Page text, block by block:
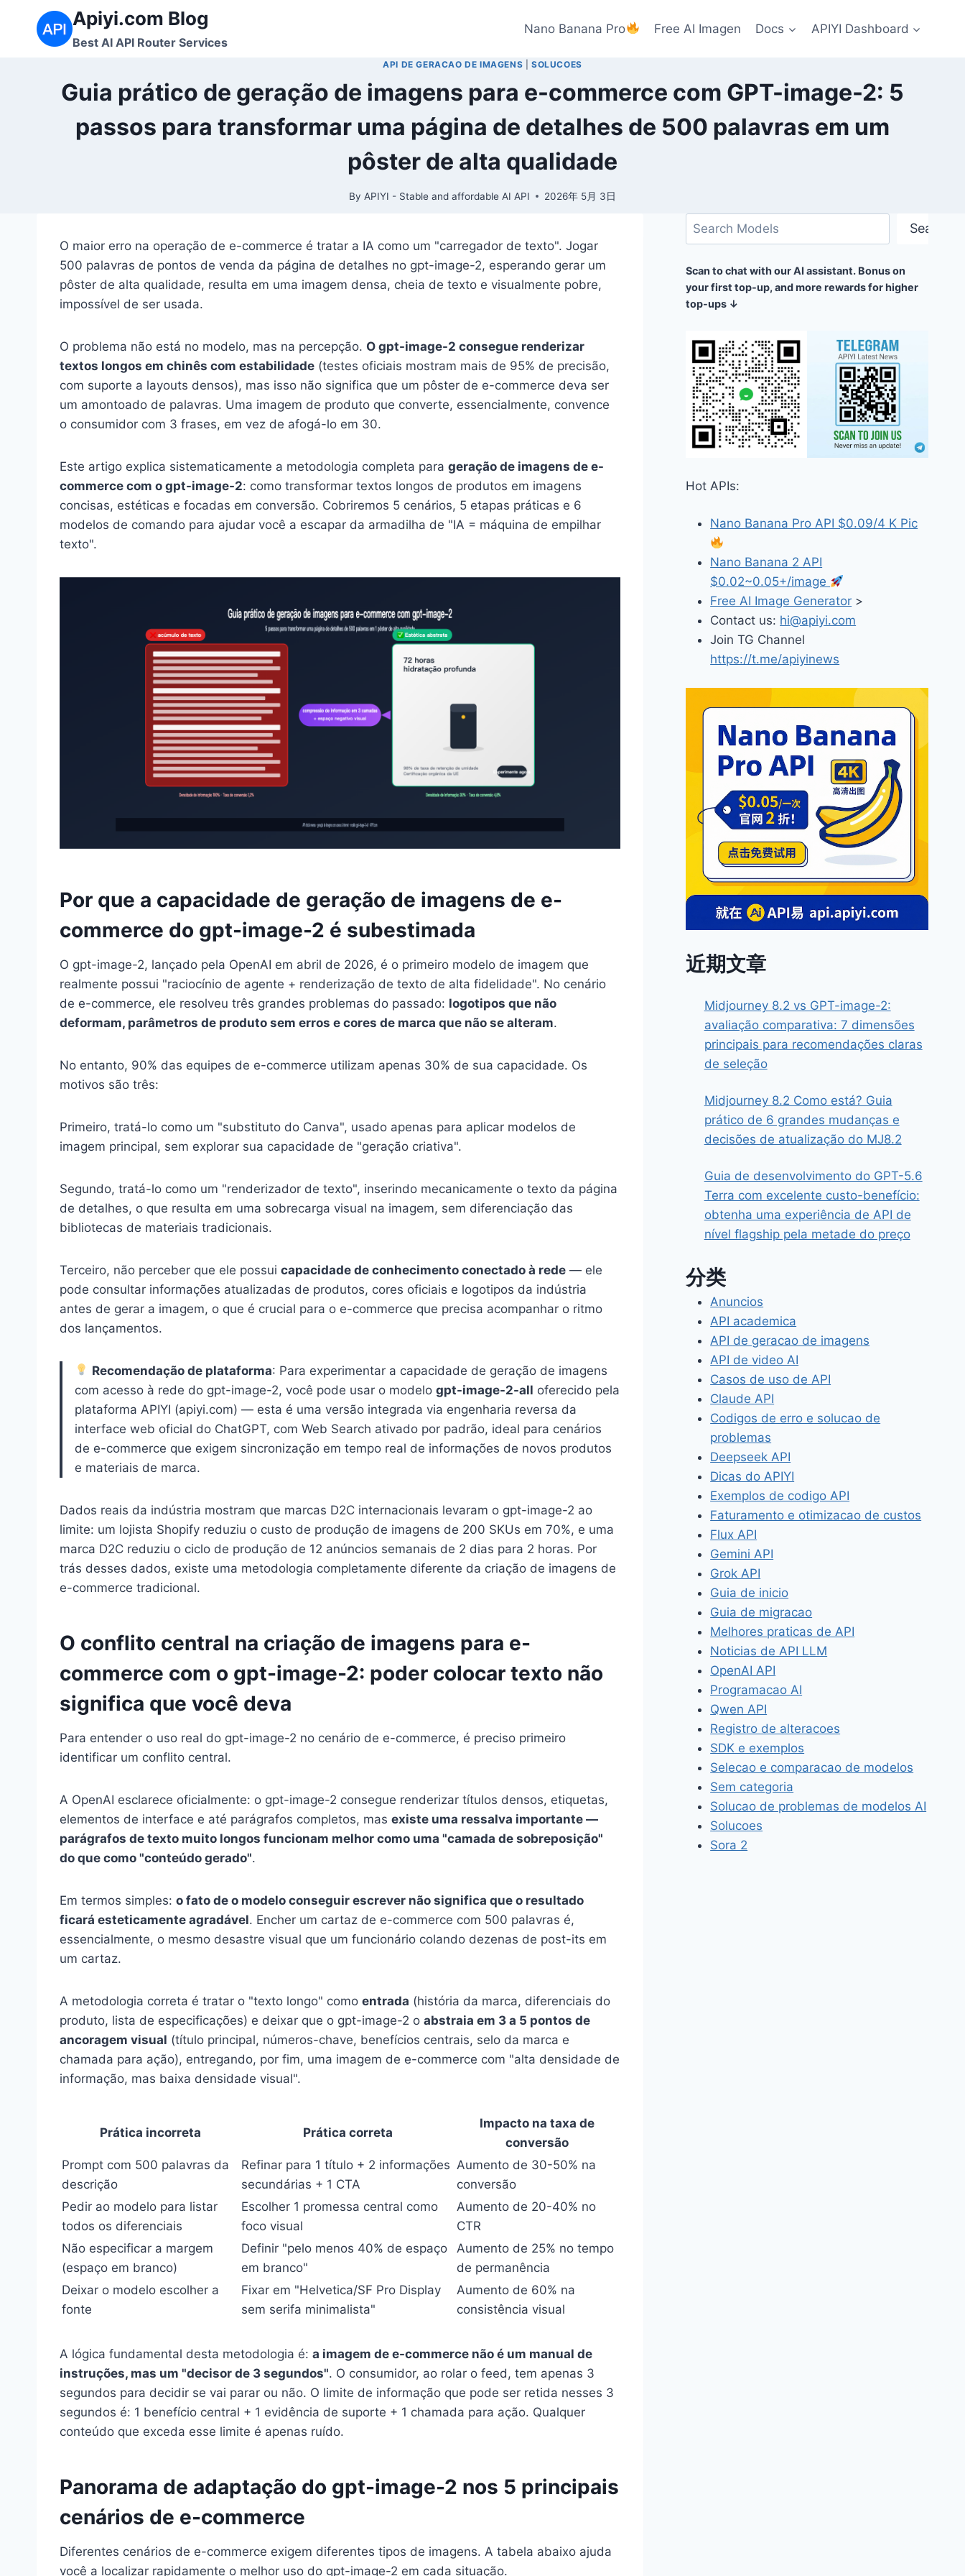
Apiyi.com Blog
Best AI API Router Services
Nano Banana Pro Free AI Imagen Docs APIYI Dashboard
API DE GERACAO DE IMAGENS SOLUCOES
Guia prático de geração de imagens para e-commerce com GPT-image-2: 5
passos para transformar uma página de detalhes de 500 palavras em um
pôster de alta qualidade
By APIYI - Stable and affordable AI API 2026年 5月 3日
O maior erro na operação de e-commerce é tratar a IA como um "carregador de texto". Jogar
500 palavras de pontos de venda da página de detalhes no gpt-image-2, esperando gerar um
pôster de alta qualidade, resulta em uma imagem densa, cheia de texto e visualmente pobre,
impossível de ser usada.
O problema não está no modelo, mas na percepção. O gpt-image-2 consegue renderizar
textos longos em chinês com estabilidade (testes oficiais mostram mais de 95% de precisão,
com suporte a layouts densos), mas isso não significa que um pôster de e-commerce deva ser
um amontoado de palavras. Uma imagem de produto que converte, essencialmente, convence
o consumidor com 3 frases, em vez de afogá-lo em 30.
Este artigo explica sistematicamente a metodologia completa para geração de imagens de e-
commerce com o gpt-image-2: como transformar textos longos de produtos em imagens
concisas, estéticas e focadas em conversão. Cobriremos 5 cenários, 5 etapas práticas e 6
modelos de comando para ajudar você a escapar da armadilha de "IA = máquina de empilhar
texto".
Por que a capacidade de geração de imagens de e-
commerce do gpt-image-2 é subestimada
O gpt-image-2, lançado pela OpenAI em abril de 2026, é o primeiro modelo de imagem que
realmente possui "raciocínio de agente + renderização de texto de alta fidelidade". No cenário
de e-commerce, ele resolveu três grandes problemas do passado: logotipos que não
deformam, parâmetros de produto sem erros e cores de marca que não se alteram.
No entanto, 90% das equipes de e-commerce utilizam apenas 30% de sua capacidade. Os
motivos são três:
Primeiro, tratá-lo como um "substituto do Canva", usado apenas para aplicar modelos de
imagem principal, sem explorar sua capacidade de "geração criativa".
Segundo, tratá-lo como um "renderizador de texto", inserindo mecanicamente o texto da página
de detalhes, o que resulta em uma sobrecarga visual na imagem, sem diferenciação das
bibliotecas de materiais tradicionais.
Terceiro, não perceber que ele possui capacidade de conhecimento conectado à rede — ele
pode consultar informações atualizadas de produtos, cores oficiais e logotipos da indústria
antes de gerar a imagem, o que é crucial para o e-commerce que precisa acompanhar o ritmo
dos lançamentos.
Recomendação de plataforma: Para experimentar a capacidade de geração de imagens
com acesso à rede do gpt-image-2, você pode usar o modelo gpt-image-2-all oferecido pela
plataforma APIYI (apiyi.com) — esta é uma versão integrada via engenharia reversa da
interface web oficial do ChatGPT, com Web Search ativado por padrão, ideal para cenários
de e-commerce que exigem sincronização em tempo real de informações de novos produtos
e materiais de marca.
Dados reais da indústria mostram que marcas D2C internacionais levaram o gpt-image-2 ao
limite: um lojista Shopify reduziu o custo de produção de imagens de 200 SKUs em 70%, e uma
marca D2C reduziu o ciclo de produção de 12 anúncios semanais de 2 dias para 2 horas. Por
trás desses dados, existe uma metodologia completamente diferente da criação de imagens de
e-commerce tradicional.
O conflito central na criação de imagens para e-
commerce com o gpt-image-2: poder colocar texto não
significa que você deva
Para entender o uso real do gpt-image-2 no cenário de e-commerce, é preciso primeiro
identificar um conflito central.
A OpenAI esclarece oficialmente: o gpt-image-2 consegue renderizar títulos densos, etiquetas,
elementos de interface e até parágrafos completos, mas existe uma ressalva importante —
parágrafos de texto muito longos funcionam melhor como uma "camada de sobreposição"
do que como "conteúdo gerado".
Em termos simples: o fato de o modelo conseguir escrever não significa que o resultado
ficará esteticamente agradável. Encher um cartaz de e-commerce com 500 palavras é,
essencialmente, o mesmo desastre visual que um funcionário colando dezenas de post-its em
um cartaz.
A metodologia correta é tratar o "texto longo" como entrada (história da marca, diferenciais do
produto, lista de especificações) e deixar que o gpt-image-2 o abstraia em 3 a 5 pontos de
ancoragem visual (título principal, números-chave, benefícios centrais, selo da marca e
chamada para ação), entregando, por fim, uma imagem de e-commerce com "alta densidade de
informação, mas baixa densidade visual".
Prática incorreta Prática correta
Impacto na taxa de
conversão
Prompt com 500 palavras da
descrição
Refinar para 1 título + 2 informações
secundárias + 1 CTA
Aumento de 30-50% na
conversão
Pedir ao modelo para listar
todos os diferenciais
Escolher 1 promessa central como
foco visual
Aumento de 20-40% no
CTR
Não especificar a margem
(espaço em branco)
Definir "pelo menos 40% de espaço
em branco"
Aumento de 25% no tempo
de permanência
Deixar o modelo escolher a
fonte
Fixar em "Helvetica/SF Pro Display
sem serifa minimalista"
Aumento de 60% na
consistência visual
A lógica fundamental desta metodologia é: a imagem de e-commerce não é um manual de
instruções, mas um "decisor de 3 segundos". O consumidor, ao rolar o feed, tem apenas 3
segundos para decidir se vai parar ou não. O limite de informação que pode ser retida nesses 3
segundos é: 1 benefício central + 1 evidência de suporte + 1 chamada para ação. Qualquer
conteúdo que exceda esse limite é apenas ruído.
Panorama de adaptação do gpt-image-2 nos 5 principais
cenários de e-commerce
Diferentes cenários de e-commerce exigem diferentes tipos de imagens. A tabela abaixo ajuda
você a localizar rapidamente o melhor uso do gpt-image-2 em cada situação.
Pesquisar Search
Scan to chat with our AI assistant. Bonus on
your first top-up, and more rewards for higher
top-ups ↓
Hot APIs:
Nano Banana Pro API $0.09/4 K Pic
Nano Banana 2 API
$0.02~0.05+/image
Free AI Image Generator >
Contact us: hi@apiyi.com
Join TG Channel
https://t.me/apiyinews
近期文章
Midjourney 8.2 vs GPT-image-2:
avaliação comparativa: 7 dimensões
principais para recomendações claras
de seleção
Midjourney 8.2 Como está? Guia
prático de 6 grandes mudanças e
decisões de atualização do MJ8.2
Guia de desenvolvimento do GPT-5.6
Terra com excelente custo-benefício:
obtenha uma experiência de API de
nível flagship pela metade do preço
分类
Anuncios
API academica
API de geracao de imagens
API de video AI
Casos de uso de API
Claude API
Codigos de erro e solucao de
problemas
Deepseek API
Dicas do APIYI
Exemplos de codigo API
Faturamento e otimizacao de custos
Flux API
Gemini API
Grok API
Guia de inicio
Guia de migracao
Melhores praticas de API
Noticias de API LLM
OpenAI API
Programacao AI
Qwen API
Registro de alteracoes
SDK e exemplos
Selecao e comparacao de modelos
Sem categoria
Solucao de problemas de modelos AI
Solucoes
Sora 2